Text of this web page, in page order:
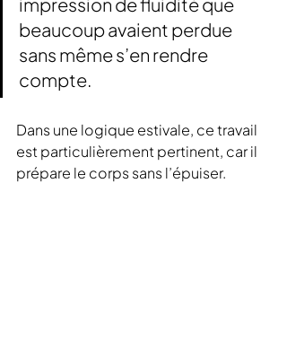
beaucoup avaient perdue
sans même s’en rendre
compte.
Dans une logique estivale, ce travail
est particulièrement pertinent, car il
prépare le corps sans l’épuiser.